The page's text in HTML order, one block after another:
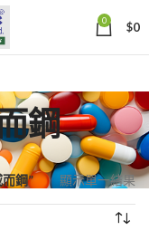
0 $0
鋼
鋼” 顯示單一結果